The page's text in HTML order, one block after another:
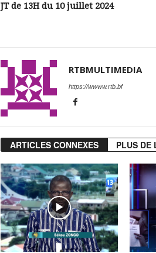
JT de 13H du 10 juillet 2024
RTBMULTIMEDIA
https://wwww.rtb.bf
ARTICLES CONNEXES PLUS DE